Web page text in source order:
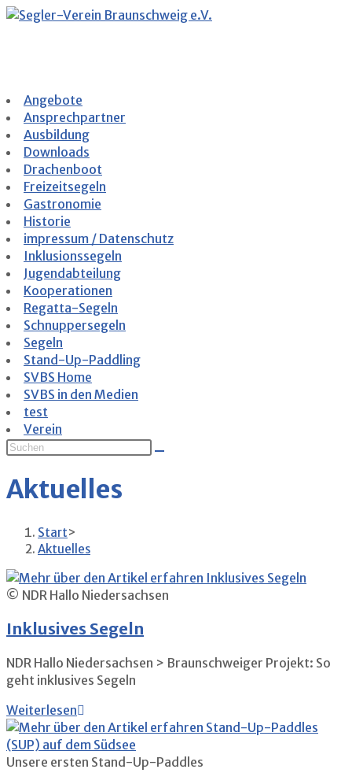
Zum
Angebote
Ansprechpartner
Ausbildung
Downloads
Drachenboot
Freizeitsegeln
Gastronomie
Historie
impressum / Datenschutz
Inklusionssegeln
Jugendabteilung
Kooperationen
Regatta-Segeln
Schnuppersegeln
Segeln
Stand-Up-Paddling
SVBS Home
SVBS in den Medien
test
Verein
Aktuelles
Start>
Aktuelles
© NDR Hallo Niedersachsen
Inklusives Segeln
NDR Hallo Niedersachsen > Braunschweiger Projekt: So
geht inklusives Segeln
WeiterlesenInklusives
Segeln
Unsere ersten Stand-Up-Paddles